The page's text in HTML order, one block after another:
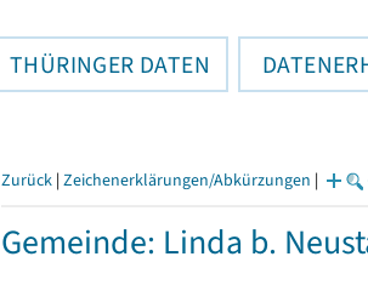
THÜRINGER DATEN
Zurück | Zeichenerklärungen/Abkürzungen |
Gemeinde: Linda b.